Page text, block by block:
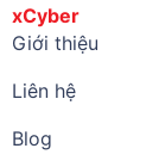
xCyber
Giới thiệu
Liên hệ
Blog